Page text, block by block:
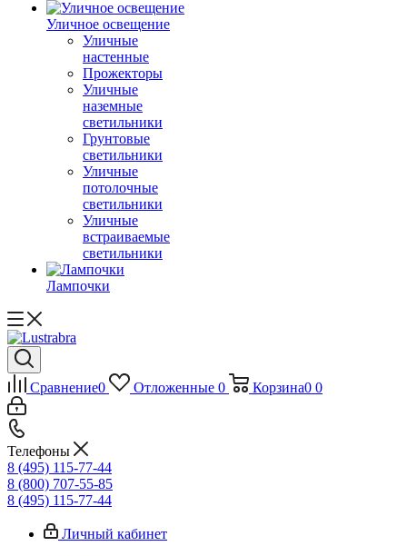
Уличное освещение
Уличные
настенные
Прожекторы
Уличные
наземные
светильники
Грунтовые
светильники
Уличные
потолочные
светильники
Уличные
встраиваемые
светильники
Лампочки
Сравнение0 Отложенные 0 Корзина0 0
Телефоны
8 (495) 115-77-44
8 (800) 707-55-85
8 (495) 115-77-44
Личный кабинет